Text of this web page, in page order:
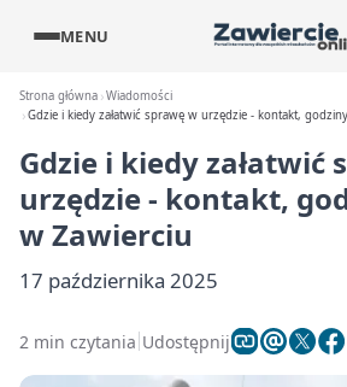
MENU
Strona główna Wiadomości
Gdzie i kiedy załatwić sprawę w urzędzie - kontakt,
Gdzie i kiedy załatwić
urzędzie - kontakt,
w Zawierciu
17 października 2025
2 min czytania Udostępnij